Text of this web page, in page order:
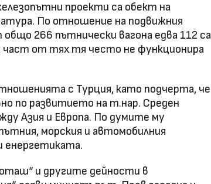
проекти са обект на
По отношение на подвижния
266 пътнически вагона едва 112 са
част от тях тя често не функционира
с Турция, като подчерта, че
по развитието на т.нар. Среден
Азия и Европа. По думите му
морския и автомобилния
енергетиката.
и другите дейности в